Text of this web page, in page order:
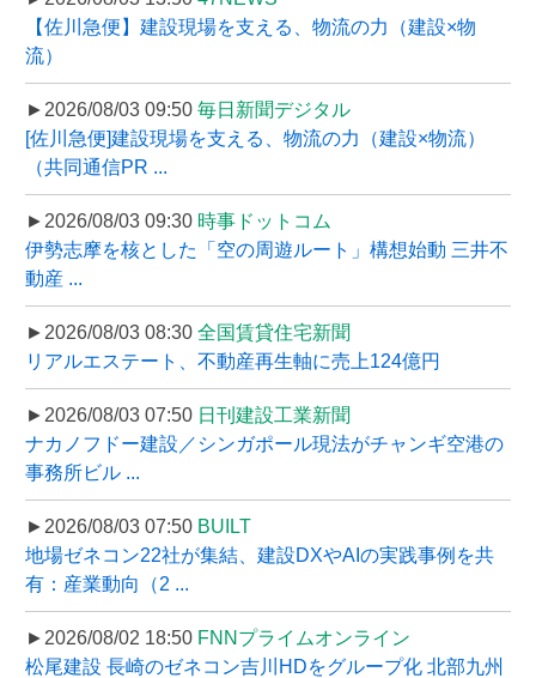
【佐川急便】建設現場を支える、物流の力（建設×物
流）
►2026/08/03 09:50 毎日新聞デジタル
[佐川急便]建設現場を支える、物流の力（建設×物流）
（共同通信PR ...
►2026/08/03 09:30 時事ドットコム
伊勢志摩を核とした「空の周遊ルート」構想始動 三井不
動産 ...
►2026/08/03 08:30 全国賃貸住宅新聞
リアルエステート、不動産再生軸に売上124億円
►2026/08/03 07:50 日刊建設工業新聞
ナカノフドー建設／シンガポール現法がチャンギ空港の
事務所ビル ...
►2026/08/03 07:50 BUILT
地場ゼネコン22社が集結、建設DXやAIの実践事例を共
有：産業動向（2 ...
►2026/08/02 18:50 FNNプライムオンライン
松尾建設 長崎のゼネコン吉川HDをグループ化 北部九州